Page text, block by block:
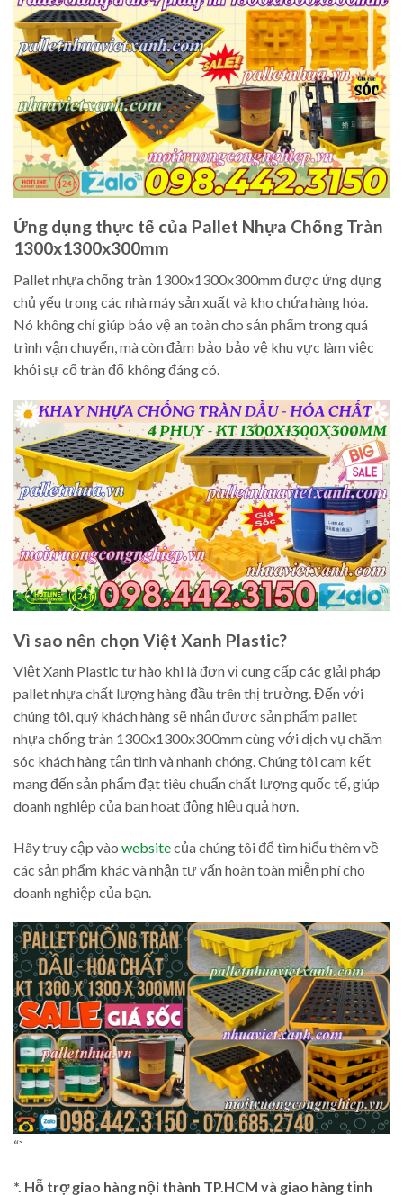
Ứng dụng thực tế của Pallet Nhựa Chống Tràn
1300x1300x300mm
Pallet nhựa chống tràn 1300x1300x300mm được ứng dụng
chủ yếu trong các nhà máy sản xuất và kho chứa hàng hóa.
Nó không chỉ giúp bảo vệ an toàn cho sản phẩm trong quá
trình vận chuyển, mà còn đảm bảo bảo vệ khu vực làm việc
khỏi sự cố tràn đổ không đáng có.
Vì sao nên chọn Việt Xanh Plastic?
Việt Xanh Plastic tự hào khi là đơn vị cung cấp các giải pháp
pallet nhựa chất lượng hàng đầu trên thị trường. Đến với
chúng tôi, quý khách hàng sẽ nhận được sản phẩm pallet
nhựa chống tràn 1300x1300x300mm cùng với dịch vụ chăm
sóc khách hàng tận tình và nhanh chóng. Chúng tôi cam kết
mang đến sản phẩm đạt tiêu chuẩn chất lượng quốc tế, giúp
doanh nghiệp của bạn hoạt động hiệu quả hơn.
Hãy truy cập vào websitecủa chúng tôi để tìm hiểu thêm về
các sản phẩm khác và nhận tư vấn hoàn toàn miễn phí cho
doanh nghiệp của bạn.
“`
*. Hỗ trợ giao hàng nội thành TP.HCM và giao hàng tỉnh